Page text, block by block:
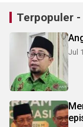
Terpopuler
Jul